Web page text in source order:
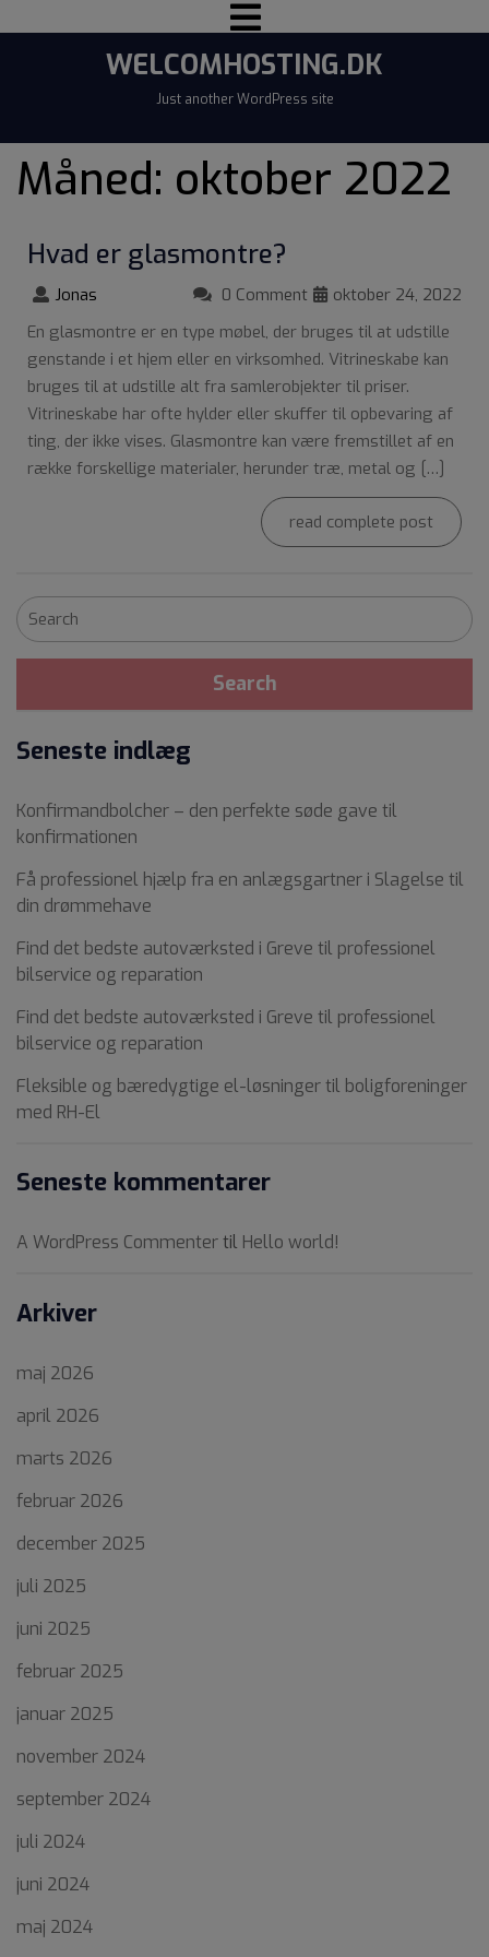
WELCOMHOSTING.DK
Just another WordPress site
Måned: oktober 2022
Hvad er glasmontre?
Jonas oktober 24, 2022
0 Comment
En glasmontre er en type møbel, der bruges til at udstille
genstande i et hjem eller en virksomhed. Vitrineskabe kan
bruges til at udstille alt fra samlerobjekter til priser.
Vitrineskabe har ofte hylder eller skuffer til opbevaring af
ting, der ikke vises. Glasmontre kan være fremstillet af en
række forskellige materialer, herunder træ, metal og […]
read complete post
Seneste indlæg
Konfirmandbolcher – den perfekte søde gave til
konfirmationen
Få professionel hjælp fra en anlægsgartner i Slagelse til
din drømmehave
Find det bedste autoværksted i Greve til professionel
bilservice og reparation
Find det bedste autoværksted i Greve til professionel
bilservice og reparation
Fleksible og bæredygtige el-løsninger til boligforeninger
med RH-El
Seneste kommentarer
A WordPress Commentertil Hello world!
Arkiver
maj 2026
april 2026
marts 2026
februar 2026
december 2025
juli 2025
juni 2025
februar 2025
januar 2025
november 2024
september 2024
juli 2024
juni 2024
maj 2024